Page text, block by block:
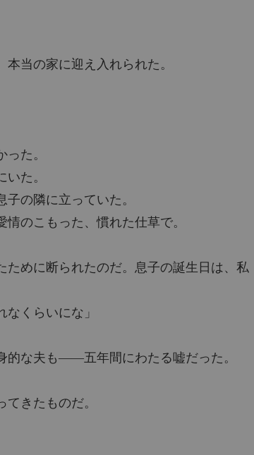
っていた。
た、慣れた仕草で。
たのだ。息子の誕生日は、私と同じ日だった。
な」
五年間にわたる嘘だった。
だ。
当の家に迎え入れられた。
た。
た。
の隣に立っていた。
のこもった、慣れた仕草で。
めに断られたのだ。息子の誕生日は、私
くらいにな」
な夫も――五年間にわたる嘘だった。
きたものだ。